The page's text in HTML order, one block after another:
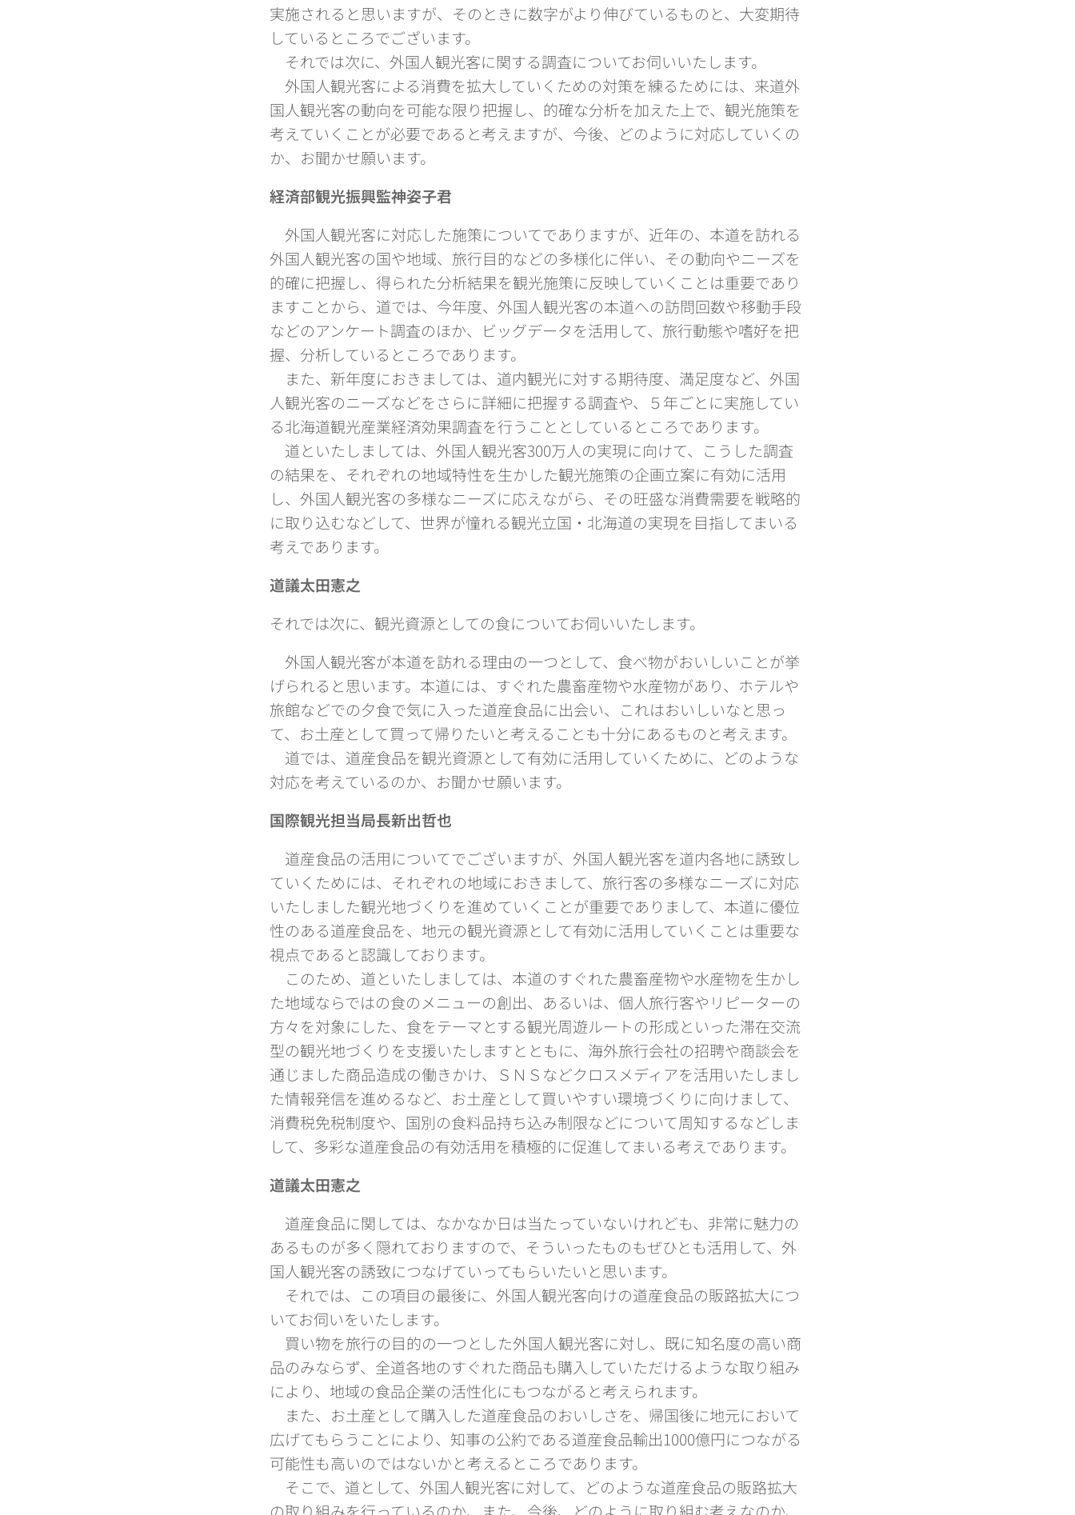
実施されると思いますが、そのときに数字がより伸びているものと、大変期待
しているところでございます。
それでは次に、外国人観光客に関する調査についてお伺いいたします。
外国人観光客による消費を拡大していくための対策を練るためには、来道外
国人観光客の動向を可能な限り把握し、的確な分析を加えた上で、観光施策を
考えていくことが必要であると考えますが、今後、どのように対応していくの
か、お聞かせ願います。
経済部観光振興監神姿子君
外国人観光客に対応した施策についてでありますが、近年の、本道を訪れる
外国人観光客の国や地域、旅行目的などの多様化に伴い、その動向やニーズを
的確に把握し、得られた分析結果を観光施策に反映していくことは重要であり
ますことから、道では、今年度、外国人観光客の本道への訪問回数や移動手段
などのアンケート調査のほか、ビッグデータを活用して、旅行動態や嗜好を把
握、分析しているところであります。
また、新年度におきましては、道内観光に対する期待度、満足度など、外国
人観光客のニーズなどをさらに詳細に把握する調査や、５年ごとに実施してい
る北海道観光産業経済効果調査を行うこととしているところであります。
道といたしましては、外国人観光客300万人の実現に向けて、こうした調査
の結果を、それぞれの地域特性を生かした観光施策の企画立案に有効に活用
し、外国人観光客の多様なニーズに応えながら、その旺盛な消費需要を戦略的
に取り込むなどして、世界が憧れる観光立国・北海道の実現を目指してまいる
考えであります。
道議太田憲之
それでは次に、観光資源としての食についてお伺いいたします。
外国人観光客が本道を訪れる理由の一つとして、食べ物がおいしいことが挙
げられると思います。本道には、すぐれた農畜産物や水産物があり、ホテルや
旅館などでの夕食で気に入った道産食品に出会い、これはおいしいなと思っ
て、お土産として買って帰りたいと考えることも十分にあるものと考えます。
道では、道産食品を観光資源として有効に活用していくために、どのような
対応を考えているのか、お聞かせ願います。
国際観光担当局長新出哲也
道産食品の活用についてでございますが、外国人観光客を道内各地に誘致し
ていくためには、それぞれの地域におきまして、旅行客の多様なニーズに対応
いたしました観光地づくりを進めていくことが重要でありまして、本道に優位
性のある道産食品を、地元の観光資源として有効に活用していくことは重要な
視点であると認識しております。
このため、道といたしましては、本道のすぐれた農畜産物や水産物を生かし
た地域ならではの食のメニューの創出、あるいは、個人旅行客やリピーターの
方々を対象にした、食をテーマとする観光周遊ルートの形成といった滞在交流
型の観光地づくりを支援いたしますとともに、海外旅行会社の招聘や商談会を
通じました商品造成の働きかけ、ＳＮＳなどクロスメディアを活用いたしまし
た情報発信を進めるなど、お土産として買いやすい環境づくりに向けまして、
消費税免税制度や、国別の食料品持ち込み制限などについて周知するなどしま
して、多彩な道産食品の有効活用を積極的に促進してまいる考えであります。
道議太田憲之
道産食品に関しては、なかなか日は当たっていないけれども、非常に魅力の
あるものが多く隠れておりますので、そういったものもぜひとも活用して、外
国人観光客の誘致につなげていってもらいたいと思います。
それでは、この項目の最後に、外国人観光客向けの道産食品の販路拡大につ
いてお伺いをいたします。
買い物を旅行の目的の一つとした外国人観光客に対し、既に知名度の高い商
品のみならず、全道各地のすぐれた商品も購入していただけるような取り組み
により、地域の食品企業の活性化にもつながると考えられます。
また、お土産として購入した道産食品のおいしさを、帰国後に地元において
広げてもらうことにより、知事の公約である道産食品輸出1000億円につながる
可能性も高いのではないかと考えるところであります。
そこで、道として、外国人観光客に対して、どのような道産食品の販路拡大
の取り組みを行っているのか、また、今後、どのように取り組む考えなのか、